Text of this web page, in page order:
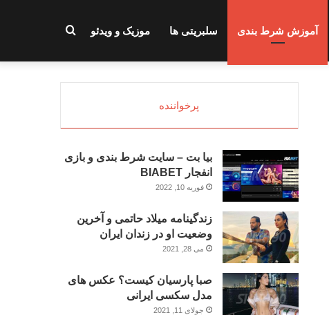
آموزش شرط بندی سلبریتی ها موزیک و ویدئو جستجو
پرخواننده
بیا بت – سایت شرط بندی و بازی
انفجار BIABET
فوریه 10, 2022
زندگینامه میلاد حاتمی و آخرین
وضعیت او در زندان ایران
می 28, 2021
صبا پارسیان کیست؟ عکس های
مدل سکسی ایرانی
جولای 11, 2021